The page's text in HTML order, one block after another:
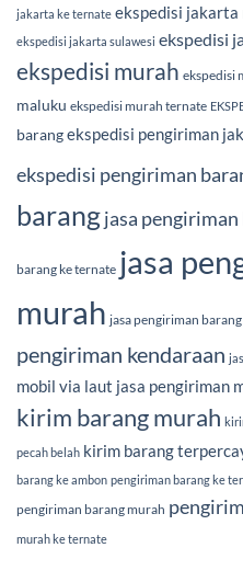
jakarta ke ternate ekspedisi jakarta
ekspedisi jakarta sulawesi ekspedisi
ekspedisi murah ekspedisi
maluku ekspedisi murah ternate
barangekspedisi pengiriman
ekspedisi pengiriman
barangjasa
barang ke ternate jasa
murah jasa pengiriman
pengiriman kendaraan
mobil via laut jasa pengiriman
kirim barang murah
pecah belah kirim barang
barang ke ambon pengiriman barang ke
pengiriman barang murah
murah ke ternate